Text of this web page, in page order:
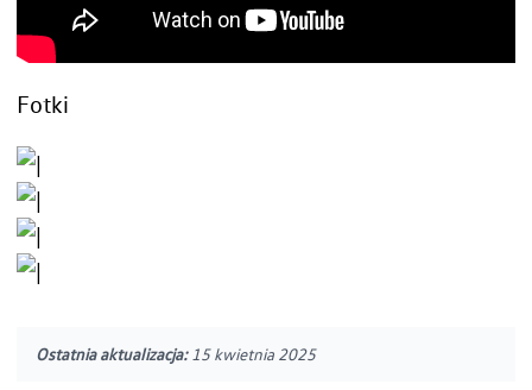
Fotki
Ostatnia aktualizacja: 15 kwietnia 2025